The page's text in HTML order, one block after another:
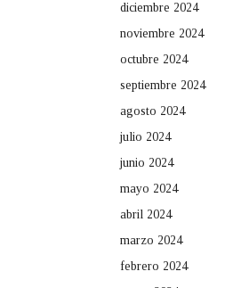
diciembre 2024
noviembre 2024
octubre 2024
septiembre 2024
agosto 2024
julio 2024
junio 2024
mayo 2024
abril 2024
marzo 2024
febrero 2024